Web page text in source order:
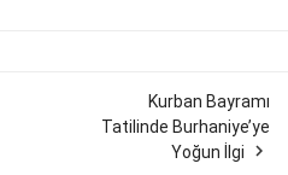
Kurban Bayramı
Tatilinde Burhaniye’ye
Yoğun İlgi
